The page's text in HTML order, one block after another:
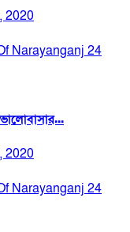
2020
Narayanganj 24
2020
Narayanganj 24